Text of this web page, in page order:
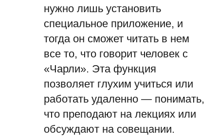
нужно лишь установить
специальное приложение, и
тогда он сможет читать в нем
все то, что говорит человек с
«Чарли». Эта функция
позволяет глухим учиться или
работать удаленно — понимать,
что преподают на лекциях или
обсуждают на совещании.